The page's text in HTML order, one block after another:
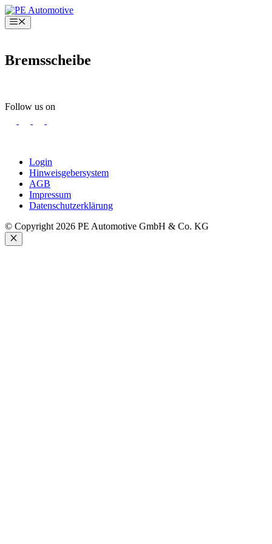
Zum
Inhalt
springen
Menü
Bremsscheibe
Follow us on
Login
Hinweisgebersystem
AGB
Impressum
Datenschutzerklärung
© Copyright 2026 PE Automotive GmbH & Co. KG
Schließen